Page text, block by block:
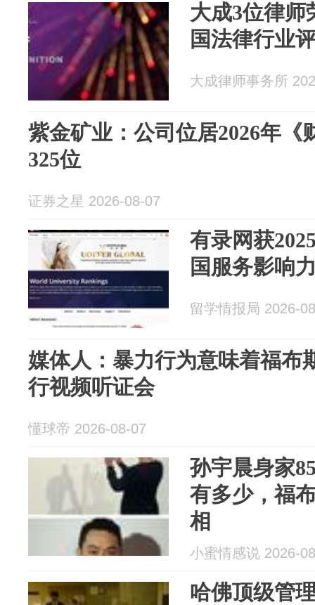
大成3位律师
国法律行业
大成律师事务所
紫金矿业：公司位居2026年《
325位
证券之星 2026-08-07
有录网获
国服务影响
留学情报局 2026-
媒体人：暴力行为意味着福布
行视频听证会
懂球帝 2026-08-07
孙宇晨身家
有多少，福
相
小蜜情感说 2026-
哈佛顶级管